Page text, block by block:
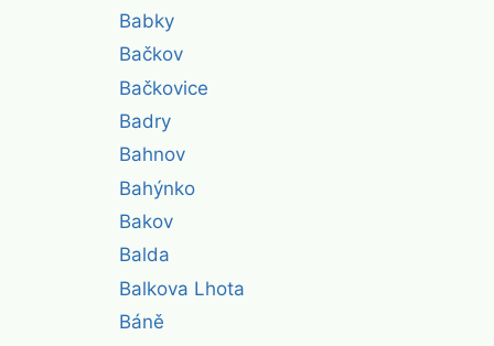
Babky
Bačkov
Bačkovice
Badry
Bahnov
Bahýnko
Bakov
Balda
Balkova Lhota
Báně